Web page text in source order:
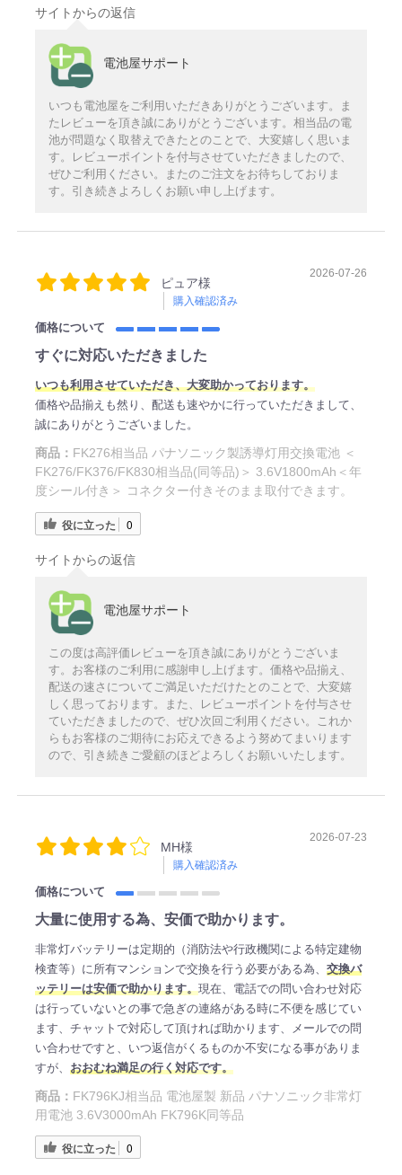
サイトからの返信
電池屋サポート
いつも電池屋をご利用いただきありがとうございます。ま
たレビューを頂き誠にありがとうございます。相当品の電
池が問題なく取替えできたとのことで、大変嬉しく思いま
す。レビューポイントを付与させていただきましたので、
ぜひご利用ください。またのご注文をお待ちしておりま
す。引き続きよろしくお願い申し上げます。
ピュア様
購入確認済み
2026-07-26
価格について
すぐに対応いただきました
いつも利用させていただき、大変助かっております。
価格や品揃えも然り、配送も速やかに行っていただきまして、
誠にありがとうございました。
商品： FK276相当品 パナソニック製誘導灯用交換電池 ＜
FK276/FK376/FK830相当品(同等品)＞ 3.6V1800mAh＜年
度シール付き＞ コネクター付きそのまま取付できます。
役に立った 0
サイトからの返信
電池屋サポート
この度は高評価レビューを頂き誠にありがとうございま
す。お客様のご利用に感謝申し上げます。価格や品揃え、
配送の速さについてご満足いただけたとのことで、大変嬉
しく思っております。また、レビューポイントを付与させ
ていただきましたので、ぜひ次回ご利用ください。これか
らもお客様のご期待にお応えできるよう努めてまいります
ので、引き続きご愛顧のほどよろしくお願いいたします。
MH様
購入確認済み
2026-07-23
価格について
大量に使用する為、安価で助かります。
非常灯バッテリーは定期的（消防法や行政機関による特定建物
検査等）に所有マンションで交換を行う必要がある為、 交換バ
ッテリーは安価で助かります。現在、電話での問い合わせ対応
は行っていないとの事で急ぎの連絡がある時に不便を感じてい
ます、チャットで対応して頂ければ助かります、メールでの問
い合わせですと、いつ返信がくるものか不安になる事がありま
すが、 おおむね満足の行く対応です。
商品： FK796KJ相当品 電池屋製 新品 パナソニック非常灯
用電池 3.6V3000mAh FK796K同等品
役に立った 0